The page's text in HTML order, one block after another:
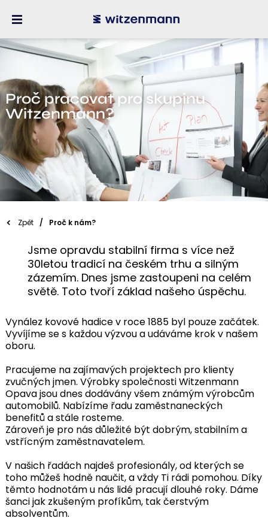
Proč pracovat pro skupinu
Witzenmann?
Zpět Proč k nám?
Jsme opravdu stabilní firma s více než
30letou tradicí na českém trhu a silným
zázemím. Dnes jsme zastoupeni na celém
světě. Toto tvoří základ našeho úspěchu.
Vynález kovové hadice v roce 1885 byl pouze začátek.
Vyvíjíme se s každou výzvou a udáváme krok v našem
oboru.
Pracujeme na zajímavých projektech pro klienty
zvučných jmen. Výrobky společnosti Witzenmann
Opava jsou dnes dodávány všem známým výrobcům
automobilů. Nabízíme řadu zaměstnaneckých
benefitů a stále rosteme.
Zároveň je pro nás důležité být dobrým, stabilním a
vstřícným zaměstnavatelem.
V našich řadách najdeš profesionály, od kterých se
toho můžeš hodně naučit, a vždy Ti rádi pomohou. Díky
těmto hodnotám u nás lidé pracují dlouhé roky. Dáme
šanci jak zkušeným profíkům, tak čerstvým
absolventům.